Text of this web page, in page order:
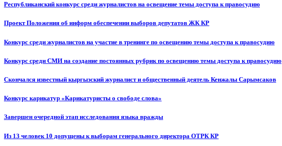
Республиканский конкурс среди журналистов на освещение темы доступа к правосудию
Проект Положения об информ обеспечении выборов депутатов ЖК КР
Конкурс среди журналистов на участие в тренинге по освещению темы доступа к правосудию
Конкурс среди СМИ на создание постоянных рубрик по освещению темы доступа к правосудию
Скончался известный кыргызский журналист и общественный деятель Кенжалы Сарымсаков
Конкурс карикатур «Карикатуристы о свободе слова»
Завершен очередной этап исследования языка вражды
Из 13 человек 10 допущены к выборам генерального директора ОТРК КР